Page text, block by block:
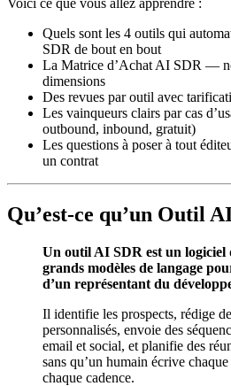
Voici ce que vous allez apprendre :
Quels sont les 4 outils qui
SDR de bout en bout
La Matrice d’Achat AI SDR —
dimensions
Des revues par outil avec
Les vainqueurs clairs par cas
outbound, inbound, gratuit)
Les questions à poser à tout
un contrat
Qu’est-ce qu’un Outil
Un outil AI SDR est un logiciel
grands modèles de langage
d’un représentant du
Il identifie les prospects, rédige
personnalisés, envoie des
email et social, et planifie des
sans qu’un humain écrive
chaque cadence.